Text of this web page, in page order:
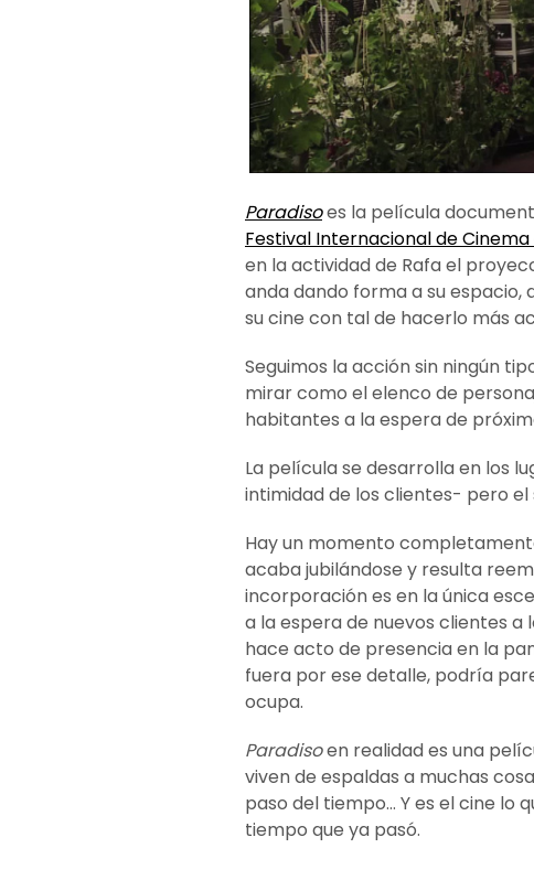
Paradisoes la película
Festival Internacional de Cinema
en la actividad de Rafa el
anda dando forma a su espacio,
su cine con tal de hacerlo más
Seguimos la acción sin ningún
mirar como el elenco de
habitantes a la espera de
La película se desarrolla en los
intimidad de los clientes- pero
Hay un momento
acaba jubilándose y resulta
incorporación es en la única
a la espera de nuevos clientes
hace acto de presencia en la
fuera por ese detalle, podría
ocupa.
Paradisoen realidad es una
viven de espaldas a muchas
paso del tiempo… Y es el cine lo
tiempo que ya pasó.